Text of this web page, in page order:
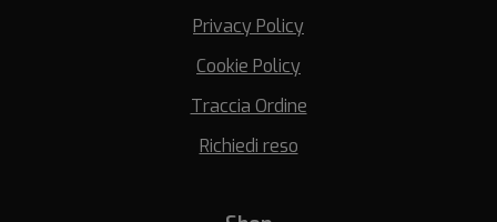
Privacy Policy
Cookie Policy
Traccia Ordine
Richiedi reso